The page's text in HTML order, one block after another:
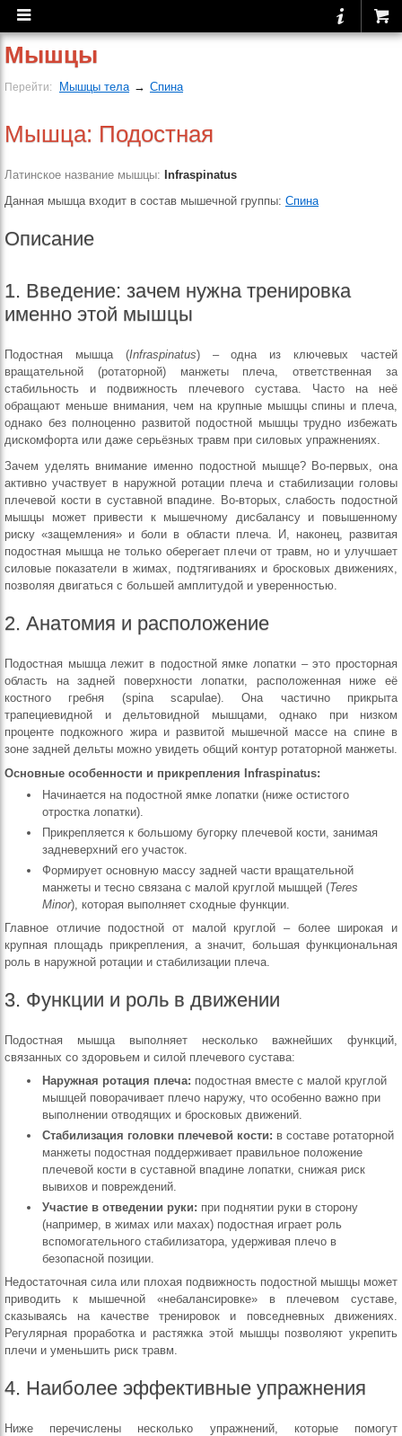
Мышцы
Перейти: Мышцы тела → Спина
Мышца: Подостная
Латинское название мышцы: Infraspinatus
Данная мышца входит в состав мышечной группы: Спина
Описание
1. Введение: зачем нужна тренировка
именно этой мышцы
Подостная мышца (Infraspinatus) – одна из ключевых частей
вращательной (ротаторной) манжеты плеча, ответственная за
стабильность и подвижность плечевого сустава. Часто на неё
обращают меньше внимания, чем на крупные мышцы спины и плеча,
однако без полноценно развитой подостной мышцы трудно избежать
дискомфорта или даже серьёзных травм при силовых упражнениях.
Зачем уделять внимание именно подостной мышце? Во-первых, она
активно участвует в наружной ротации плеча и стабилизации головы
плечевой кости в суставной впадине. Во-вторых, слабость подостной
мышцы может привести к мышечному дисбалансу и повышенному
риску «защемления» и боли в области плеча. И, наконец, развитая
подостная мышца не только оберегает плечи от травм, но и улучшает
силовые показатели в жимах, подтягиваниях и бросковых движениях,
позволяя двигаться с большей амплитудой и уверенностью.
2. Анатомия и расположение
Подостная мышца лежит в подостной ямке лопатки – это просторная
область на задней поверхности лопатки, расположенная ниже её
костного гребня (spina scapulae). Она частично прикрыта
трапециевидной и дельтовидной мышцами, однако при низком
проценте подкожного жира и развитой мышечной массе на спине в
зоне задней дельты можно увидеть общий контур ротаторной манжеты.
Основные особенности и прикрепления Infraspinatus:
Начинается на подостной ямке лопатки (ниже остистого
отростка лопатки).
Прикрепляется к большому бугорку плечевой кости, занимая
задневерхний его участок.
Формирует основную массу задней части вращательной
манжеты и тесно связана с малой круглой мышцей (Teres
Minor), которая выполняет сходные функции.
Главное отличие подостной от малой круглой – более широкая и
крупная площадь прикрепления, а значит, большая функциональная
роль в наружной ротации и стабилизации плеча.
3. Функции и роль в движении
Подостная мышца выполняет несколько важнейших функций,
связанных со здоровьем и силой плечевого сустава:
Наружная ротация плеча: подостная вместе с малой круглой
мышцей поворачивает плечо наружу, что особенно важно при
выполнении отводящих и бросковых движений.
Стабилизация головки плечевой кости: в составе ротаторной
манжеты подостная поддерживает правильное положение
плечевой кости в суставной впадине лопатки, снижая риск
вывихов и повреждений.
Участие в отведении руки: при поднятии руки в сторону
(например, в жимах или махах) подостная играет роль
вспомогательного стабилизатора, удерживая плечо в
безопасной позиции.
Недостаточная сила или плохая подвижность подостной мышцы может
приводить к мышечной «небалансировке» в плечевом суставе,
сказываясь на качестве тренировок и повседневных движениях.
Регулярная проработка и растяжка этой мышцы позволяют укрепить
плечи и уменьшить риск травм.
4. Наиболее эффективные упражнения
Ниже перечислены несколько упражнений, которые помогут